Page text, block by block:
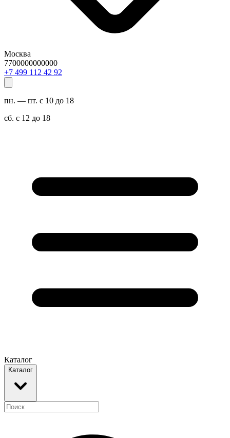
Москва
7700000000000
29 24 211 994 7+
пн. — пт. с 10 до 18
сб. с 12 до 18
Каталог
Каталог